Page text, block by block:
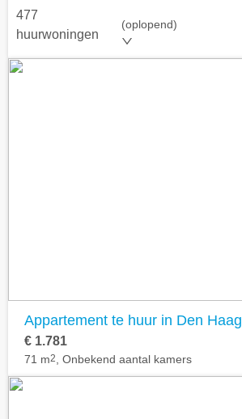
Plaatsnaam
+ 0 km
477
huurwoningen
(oplopend)
Appartement te huur in Den Haag
€ 1.781
71 m2 , Onbekend aantal kamers